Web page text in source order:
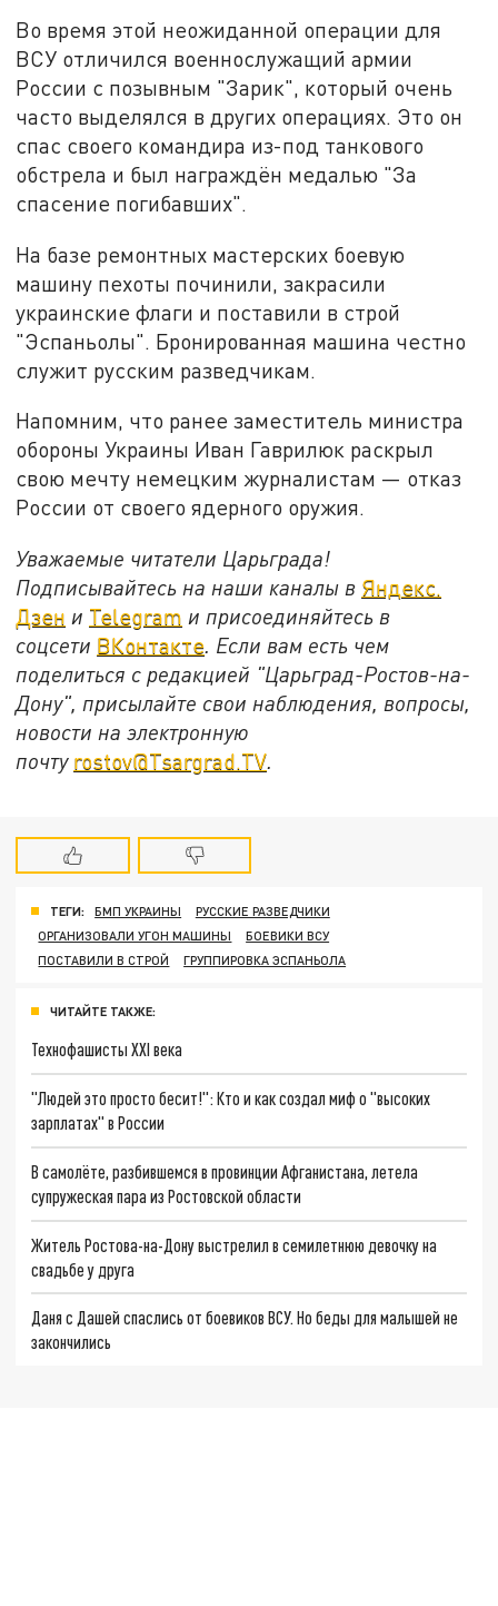
Во время этой неожиданной операции для
ВСУ отличился военнослужащий армии
России с позывным "Зарик", который очень
часто выделялся в других операциях. Это он
спас своего командира из-под танкового
обстрела и был награждён медалью "За
спасение погибавших".
На базе ремонтных мастерских боевую
машину пехоты починили, закрасили
украинские флаги и поставили в строй
"Эспаньолы". Бронированная машина честно
служит русским разведчикам.
Напомним, что ранее заместитель министра
обороны Украины Иван Гаврилюк раскрыл
свою мечту немецким журналистам — отказ
России от своего ядерного оружия.
Уважаемые читатели Царьграда!
Подписывайтесь на наши каналы в Яндекс.
Дзен и Telegram и присоединяйтесь в
соцсети ВКонтакте. Если вам есть чем
поделиться с редакцией "Царьград-Ростов-на-
Дону", присылайте свои наблюдения, вопросы,
новости на электронную
почту rostov@Tsargrad.ТV.
ТЕГИ: БМП УКРАИНЫ
РУССКИЕ РАЗВЕДЧИКИ
ОРГАНИЗОВАЛИ УГОН МАШИНЫ
БОЕВИКИ ВСУ
ПОСТАВИЛИ В СТРОЙ
ГРУППИРОВКА ЭСПАНЬОЛА
ЧИТАЙТЕ ТАКЖЕ:
Технофашисты XXI века
"Людей это просто бесит!": Кто и как создал миф о "высоких
зарплатах" в России
В самолёте, разбившемся в провинции Афганистана, летела
супружеская пара из Ростовской области
Житель Ростова-на-Дону выстрелил в семилетнюю девочку на
свадьбе у друга
Даня с Дашей спаслись от боевиков ВСУ. Но беды для малышей не
закончились